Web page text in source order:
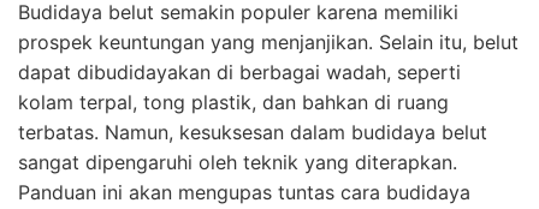
Budidaya belut semakin populer karena memiliki
prospek keuntungan yang menjanjikan. Selain itu, belut
dapat dibudidayakan di berbagai wadah, seperti
kolam terpal, tong plastik, dan bahkan di ruang
terbatas. Namun, kesuksesan dalam budidaya belut
sangat dipengaruhi oleh teknik yang diterapkan.
Panduan ini akan mengupas tuntas cara budidaya